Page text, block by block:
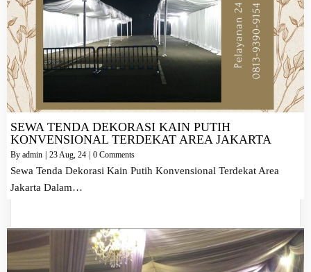
SEWA TENDA DEKORASI KAIN PUTIH
KONVENSIONAL TERDEKAT AREA JAKARTA
By admin | 23 Aug, 24 | 0 Comments
Sewa Tenda Dekorasi Kain Putih Konvensional Terdekat Area
Jakarta Dalam…